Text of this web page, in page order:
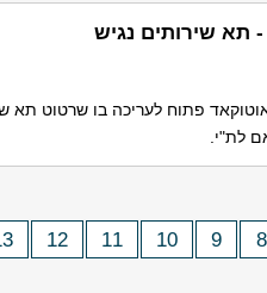
תא שירותים נגיש
פתוח לעריכה בו שרטוט תא
לת"י.
8
9
10
11
12